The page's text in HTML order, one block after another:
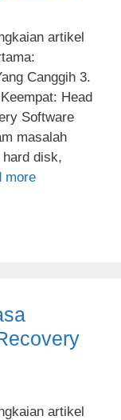
artikel
Canggih 3.
Head
Software
masalah
disk,
more
artikel